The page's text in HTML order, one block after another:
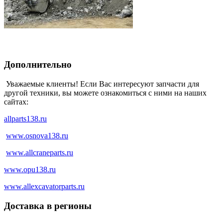
Дополнительно
Уважаемые клиенты! Если Вас интересуют запчасти для
другой техники, вы можете ознакомиться с ними на наших
сайтах:
allparts138.ru
www.osnova138.ru
www.allcraneparts.ru
www.opu138.ru
www.allexcavatorparts.ru
Доставка в регионы